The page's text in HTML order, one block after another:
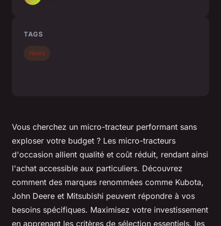
Vous cherchez un micro-tracteur performant sans
exploser votre budget ? Les micro-tracteurs
d'occasion allient qualité et coût réduit, rendant ainsi
l'achat accessible aux particuliers. Découvrez
comment des marques renommées comme Kubota,
John Deere et Mitsubishi peuvent répondre à vos
besoins spécifiques. Maximisez votre investissement
en apprenant les critères de sélection essentiels, les
TAGS
News